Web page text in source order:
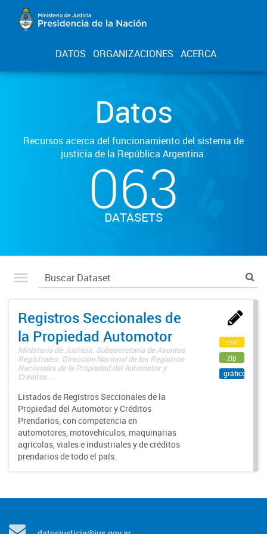
DATOS ORGANIZACIONES ACERCA
Datos
Recursos acerca del funcionamiento del sistema de
justicia de la República Argentina.
063
DATASETS
Registros Seccionales de
la Propiedad Automotor
Ministerio de Justicia. Subsecretaría de Asuntos
Registrales. Dirección Nacional de los Registros
Nacionales de la Propiedad del Automotor y
Créditos ...
Listados de Registros Seccionales de la
Propiedad del Automotor y Créditos
Prendarios, con competencia en
automotores, motovehículos, maquinarias
agrícolas, viales e industriales y de créditos
prendarios de todo el país.
csv
zip
gráfico